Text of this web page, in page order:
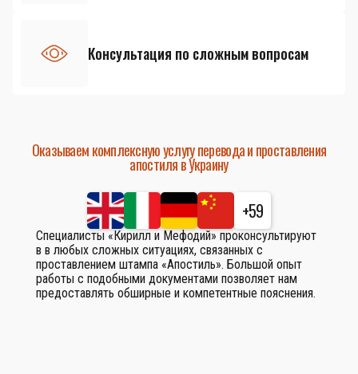
Консультация по сложным вопросам
Оказываем комплексную услугу перевода и проставления
апостиля в Украину
+59
Специалисты «Кирилл и Мефодий» проконсультируют
в в любых сложных ситуациях, связанных с
проставлением штампа «Апостиль». Большой опыт
работы с подобными документами позволяет нам
предоставлять обширные и компетентные пояснения.